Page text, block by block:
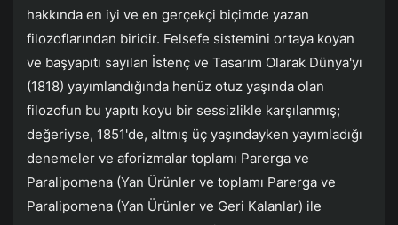
hakkında en iyi ve en gerçekçi biçimde yazan
filozoflarından biridir. Felsefe sistemini ortaya koyan
ve başyapıtı sayılan İstenç ve Tasarım Olarak Dünya'yı
(1818) yayımlandığında henüz otuz yaşında olan
filozofun bu yapıtı koyu bir sessizlikle karşılanmış;
değeriyse, 1851'de, altmış üç yaşındayken yayımladığı
denemeler ve aforizmalar toplamı Parerga ve
Paralipomena (Yan Ürünler ve toplamı Parerga ve
Paralipomena (Yan Ürünler ve Geri Kalanlar) ile